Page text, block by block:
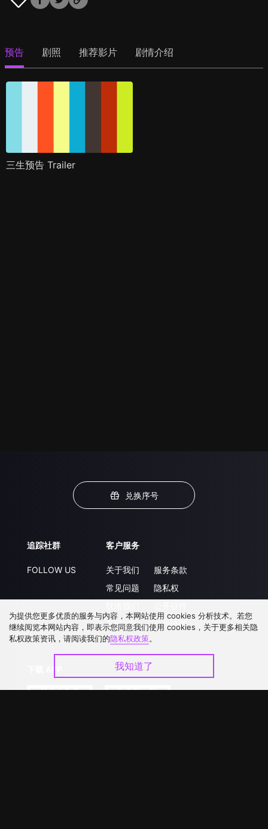
预告 剧照 推荐影片 剧情介绍
三生预告 Trailer
兑换序号
追踪社群
FOLLOW US
客户服务
关于我们
常见问题
升级VIP
服务条款
隐私权
合作洽談
为提供您更多优质的服务与内容，本网站使用 cookies 分析技术。若您
继续阅览本网站内容，即表示您同意我们使用 cookies，关于更多相关隐
私权政策资讯，请阅读我们的隐私权政策。
我知道了